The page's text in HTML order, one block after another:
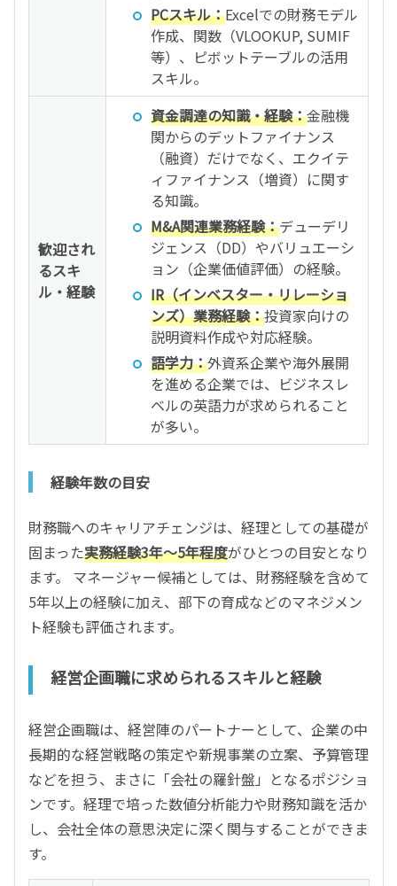
PCスキル：Excelでの財務モデル
作成、関数（VLOOKUP, SUMIF
等）、ピボットテーブルの活用
スキル。
歓迎され
るスキ
ル・経験
資金調達の知識・経験：金融機
関からのデットファイナンス
（融資）だけでなく、エクイテ
ィファイナンス（増資）に関す
る知識。
M&A関連業務経験：デューデリ
ジェンス（DD）やバリュエーシ
ョン（企業価値評価）の経験。
IR（インベスター・リレーショ
ンズ）業務経験：投資家向けの
説明資料作成や対応経験。
語学力：外資系企業や海外展開
を進める企業では、ビジネスレ
ベルの英語力が求められること
が多い。
経験年数の目安
財務職へのキャリアチェンジは、経理としての基礎が
固まった実務経験3年〜5年程度がひとつの目安となり
ます。 マネージャー候補としては、財務経験を含めて
5年以上の経験に加え、部下の育成などのマネジメン
ト経験も評価されます。
経営企画職に求められるスキルと経験
経営企画職は、経営陣のパートナーとして、企業の中
長期的な経営戦略の策定や新規事業の立案、予算管理
などを担う、まさに「会社の羅針盤」となるポジショ
ンです。経理で培った数値分析能力や財務知識を活か
し、会社全体の意思決定に深く関与することができま
す。